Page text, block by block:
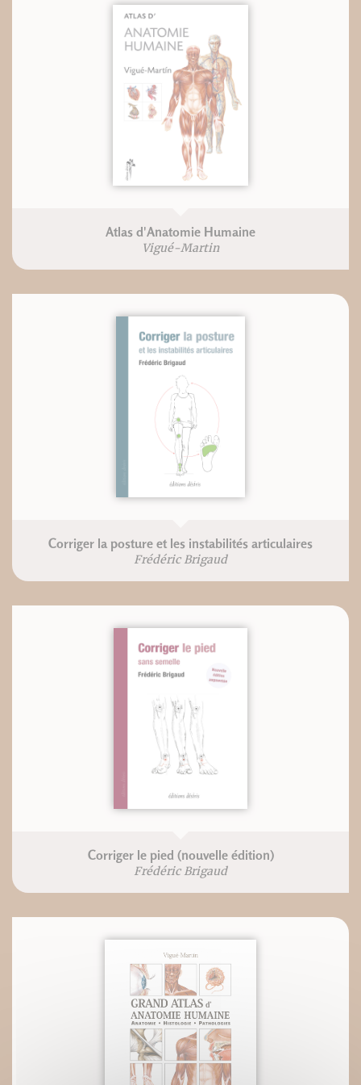
Atlas d'Anatomie Humaine
Vigué-Martin
Corriger la posture et les instabilités articulaires
Frédéric Brigaud
Corriger le pied (nouvelle édition)
Frédéric Brigaud